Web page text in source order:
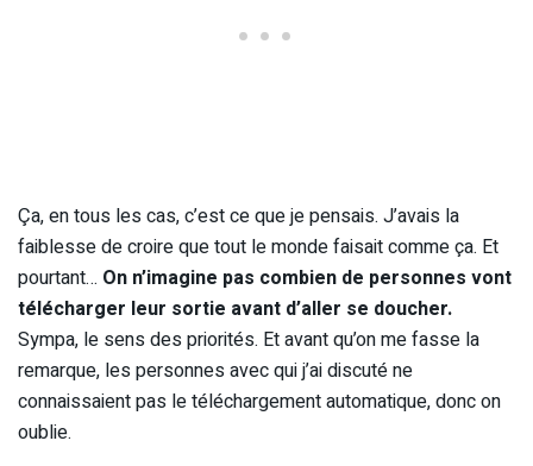
Ça, en tous les cas, c’est ce que je pensais. J’avais la
faiblesse de croire que tout le monde faisait comme ça. Et
pourtant… On n’imagine pas combien de personnes vont
télécharger leur sortie avant d’aller se doucher.
Sympa, le sens des priorités. Et avant qu’on me fasse la
remarque, les personnes avec qui j’ai discuté ne
connaissaient pas le téléchargement automatique, donc on
oublie.